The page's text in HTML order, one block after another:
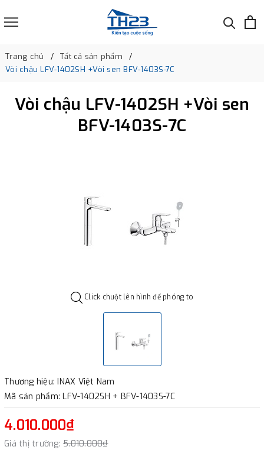
Trang chủ
Tất cả sản phẩm
Vòi chậu LFV-1402SH +Vòi sen BFV-1403S-7C
Vòi chậu LFV-1402SH +Vòi sen
BFV-1403S-7C
Click chuột lên hình để phóng to
Thương hiệu: INAX Việt Nam
Mã sản phẩm: LFV-1402SH + BFV-1403S-7C
4.010.000₫
Giá thị trường: 5.010.000₫